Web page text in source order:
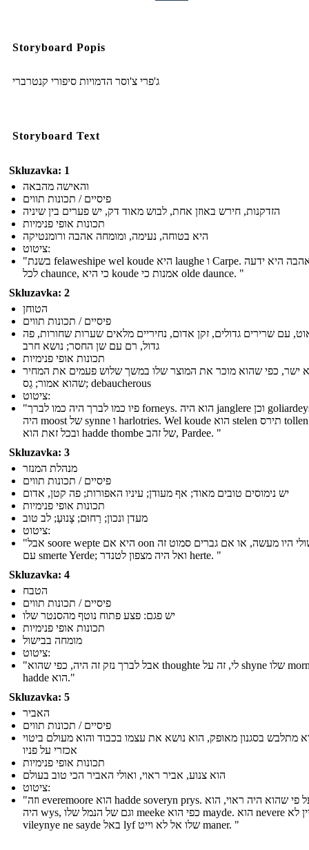
Storyboard Popis
ג'פרי צ'וסר הדמויות סיפורי קנטרברי
Storyboard Text
Skluzavka: 1
והאישה מהבאה
פיסיים / תכונות תווים
הזדקנות, חירש באוזן אחת, לבוש מאוד דק, יש פערים בין שיניה
תכונות אופי פנימיות
היא בטוחה, נעימה, ומומחה אהבה ורומנטיקה
ציטוט:
"בשנת felaweshipe wel koude היא laughe ו Carpe. סעדי אהבה היא ידעה
לכל chaunce, כי היא koude אמנות כי olde daunce. "
Skluzavka: 2
הטוחן
פיסיים / תכונות תווים
עם שרירים גדולים, זקן אדום, נחיריים מלאים שערות שחורות, פה
גדול, רם עם שן החסר; נושא חרב
תכונות אופי פנימיות
ישר, כפי שהוא מוכר את המוצר שלו במשך שלוש פעמים את המחיר
שהוא אמור; גַס; debaucherous
ציטוט:
"פיו כמו לברך היה כמו לברך forneys. הוא היה janglere וכן goliardeys, וזה
היה moost של synne ו harlotries. Wel koude הוא stelen תירס tollen thries;
ובכל זאת הוא hadde thombe של זהב, Pardee. "
Skluzavka: 3
מנהלת המנזר
פיסיים / תכונות תווים
יש נימוסים טובים מאוד; אף מעודן; עיניו האפורות; פה קטן, אדום
תכונות אופי פנימיות
מעדן ונכון; רַחוּם; צָנוּעַ; לב טוב
ציטוט:
"אבל soore wepte היא אם oon של שולי היו מעשה, או אם גברים סמוט זה
עם smerte Yerde; ואל היה מצפון לטנדר herte. "
Skluzavka: 4
הטבח
פיסיים / תכונות תווים
יש פגם: פצע פתוח נוטף מהסנטר שלו
תכונות אופי פנימיות
מומחה בבישול
ציטוט:
"אבל לברך נזק זה היה, כפי שהוא thoughte לי, זה על shyne שלו mormal
hadde הוא."
Skluzavka: 5
האביר
פיסיים / תכונות תווים
מתלבש בסגנון מאופק, הוא נושא את עצמו בכבוד והוא מעולם ביטוי
אכזרי על פניו
תכונות אופי פנימיות
הוא צנוע, אביר ראוי, ואולי האביר הכי טוב בעולם
ציטוט:
"וזה everemoore הוא hadde soveryn prys. ואף על פי שהוא היה ראוי, הוא
היה wys, וגם של הנמל שלו meeke כפי הוא mayde. הוא nevere עדיין לא
vileynye ne sayde באל lyf שלו אל לא וייט maner. "